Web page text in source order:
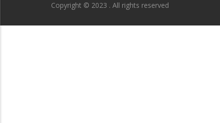
Copyright © 2023 . All rights reserved